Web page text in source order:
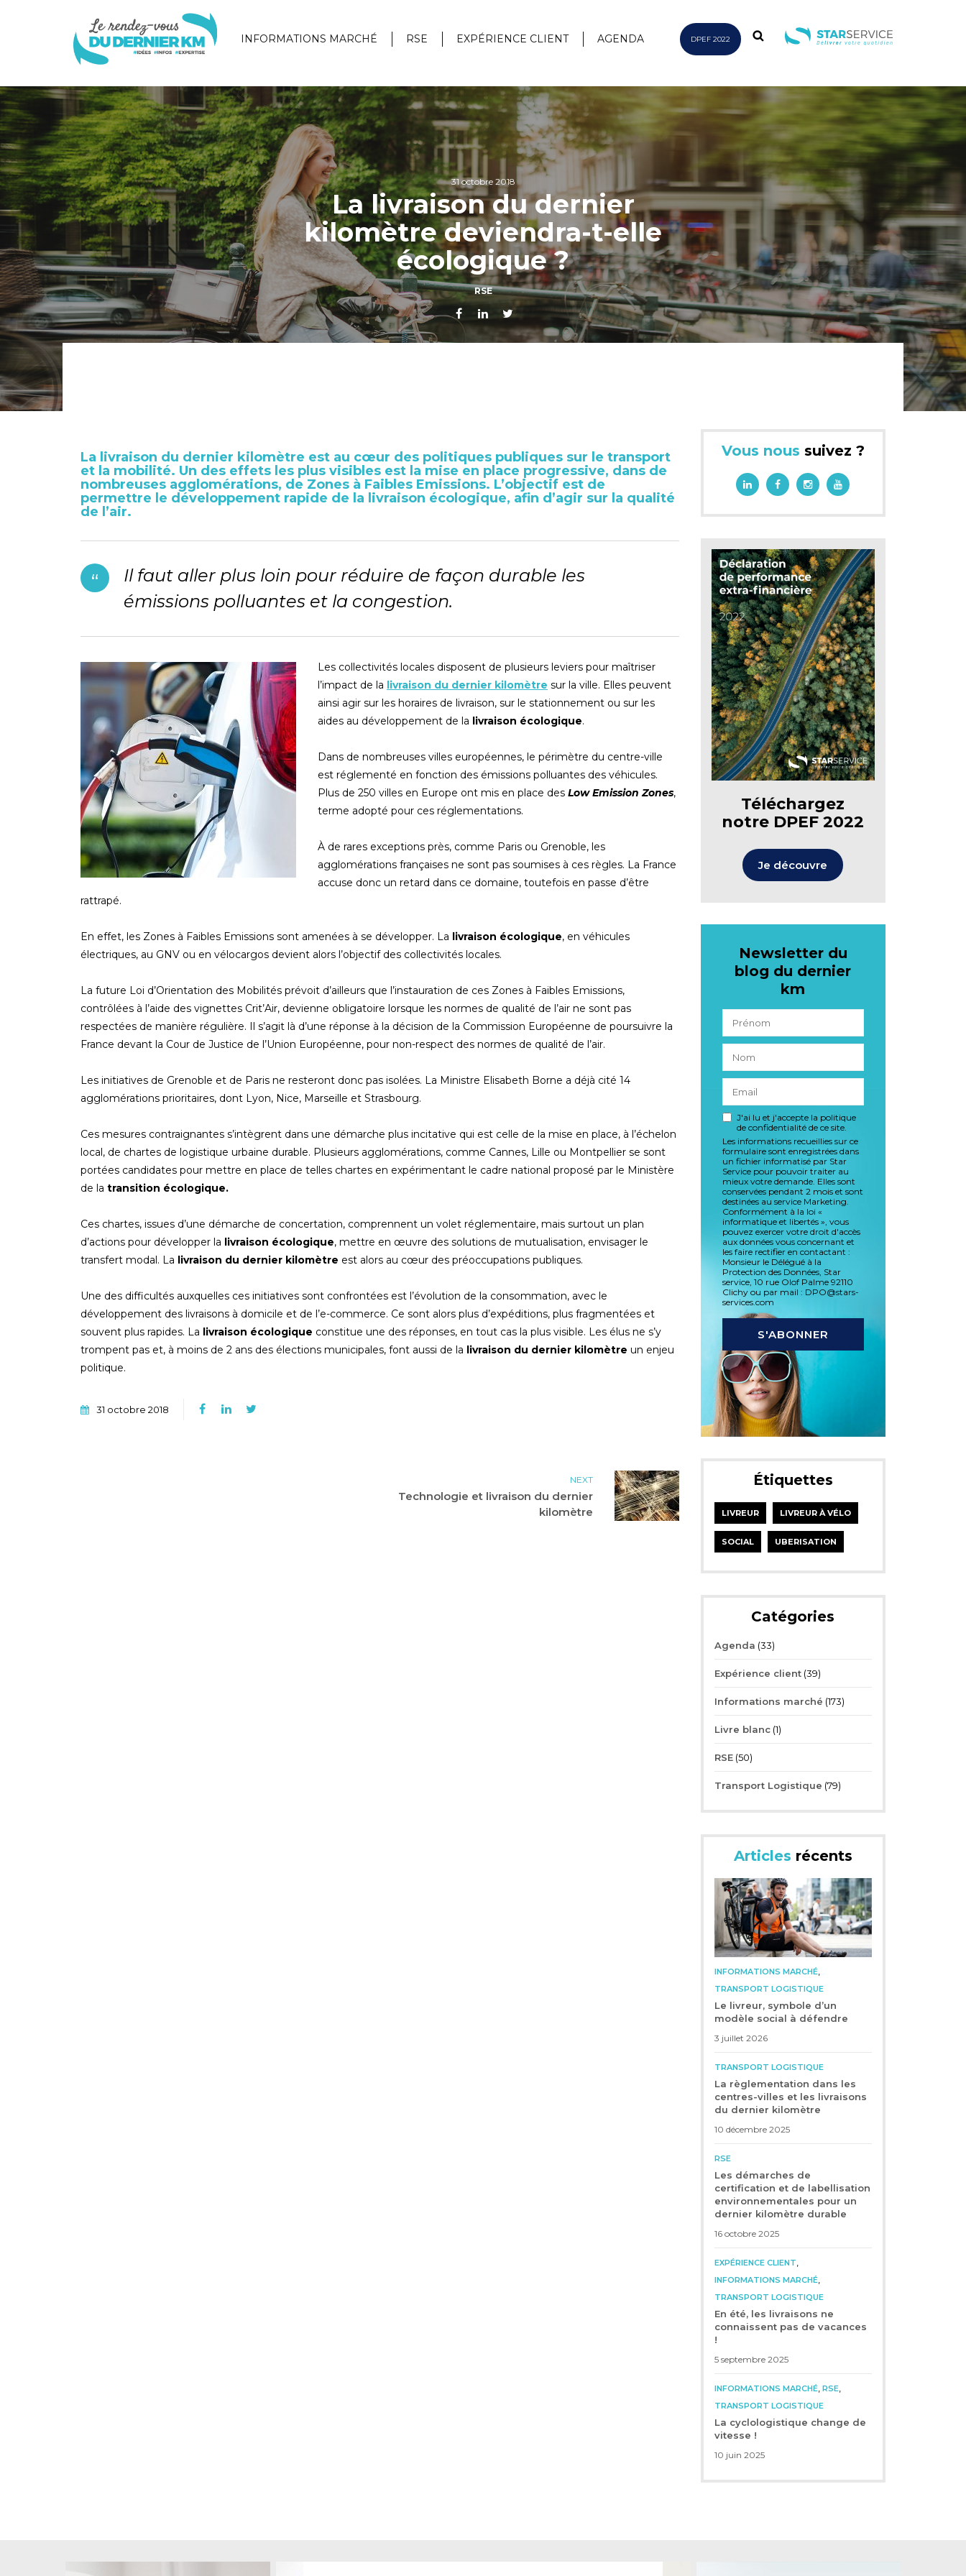
INFORMATIONS MARCHÉ RSE EXPÉRIENCE CLIENT AGENDA DPEF 2022
31 octobre 2018
La livraison du dernier
kilomètre deviendra-t-elle
écologique ?
RSE
La livraison du dernier kilomètre est au cœur des politiques publiques sur le transport
et la mobilité. Un des effets les plus visibles est la mise en place progressive, dans de
nombreuses agglomérations, de Zones à Faibles Emissions. L’objectif est de
permettre le développement rapide de la livraison écologique, afin d’agir sur la qualité
de l’air.
Il faut aller plus loin pour réduire de façon durable les
émissions polluantes et la congestion.
Les collectivités locales disposent de plusieurs leviers pour maîtriser
l’impact de la livraison du dernier kilomètre sur la ville. Elles peuvent
ainsi agir sur les horaires de livraison, sur le stationnement ou sur les
aides au développement de la livraison écologique.
Dans de nombreuses villes européennes, le périmètre du centre-ville
est réglementé en fonction des émissions polluantes des véhicules.
Plus de 250 villes en Europe ont mis en place des Low Emission Zones,
terme adopté pour ces réglementations.
À de rares exceptions près, comme Paris ou Grenoble, les
agglomérations françaises ne sont pas soumises à ces règles. La France
accuse donc un retard dans ce domaine, toutefois en passe d’être
rattrapé.
En effet, les Zones à Faibles Emissions sont amenées à se développer. La livraison écologique, en véhicules
électriques, au GNV ou en vélocargos devient alors l’objectif des collectivités locales.
La future Loi d’Orientation des Mobilités prévoit d’ailleurs que l’instauration de ces Zones à Faibles Emissions,
contrôlées à l’aide des vignettes Crit’Air, devienne obligatoire lorsque les normes de qualité de l’air ne sont pas
respectées de manière régulière. Il s’agit là d’une réponse à la décision de la Commission Européenne de poursuivre la
France devant la Cour de Justice de l’Union Européenne, pour non-respect des normes de qualité de l’air.
Les initiatives de Grenoble et de Paris ne resteront donc pas isolées. La Ministre Elisabeth Borne a déjà cité 14
agglomérations prioritaires, dont Lyon, Nice, Marseille et Strasbourg.
Ces mesures contraignantes s’intègrent dans une démarche plus incitative qui est celle de la mise en place, à l’échelon
local, de chartes de logistique urbaine durable. Plusieurs agglomérations, comme Cannes, Lille ou Montpellier se sont
portées candidates pour mettre en place de telles chartes en expérimentant le cadre national proposé par le Ministère
de la transition écologique.
Ces chartes, issues d’une démarche de concertation, comprennent un volet réglementaire, mais surtout un plan
d’actions pour développer la livraison écologique, mettre en œuvre des solutions de mutualisation, envisager le
transfert modal. La livraison du dernier kilomètre est alors au cœur des préoccupations publiques.
Une des difficultés auxquelles ces initiatives sont confrontées est l’évolution de la consommation, avec le
développement des livraisons à domicile et de l’e-commerce. Ce sont alors plus d’expéditions, plus fragmentées et
souvent plus rapides. La livraison écologique constitue une des réponses, en tout cas la plus visible. Les élus ne s’y
trompent pas et, à moins de 2 ans des élections municipales, font aussi de la livraison du dernier kilomètre un enjeu
politique.
31 octobre 2018
NEXT
Technologie et livraison du dernier
kilomètre
Vous nous suivez ?
Téléchargez
notre DPEF 2022
Je découvre
Newsletter du
blog du dernier
km
J'ai lu et j'accepte la politique
de confidentialité de ce site.
Les informations recueillies sur ce
formulaire sont enregistrées dans
un fichier informatisé par Star
Service pour pouvoir traiter au
mieux votre demande. Elles sont
conservées pendant 2 mois et sont
destinées au service Marketing.
Conformément à la loi «
informatique et libertés », vous
pouvez exercer votre droit d'accès
aux données vous concernant et
les faire rectifier en contactant :
Monsieur le Délégué à la
Protection des Données, Star
service, 10 rue Olof Palme 92110
Clichy ou par mail : DPO@stars-
services.com
Étiquettes
LIVREUR LIVREUR À VÉLO
SOCIAL UBERISATION
Catégories
Agenda (33)
Expérience client(39)
Informations marché (173)
Livre blanc(1)
RSE(50)
Transport Logistique (79)
Articles récents
INFORMATIONS MARCHÉ,
TRANSPORT LOGISTIQUE
Le livreur, symbole d’un
modèle social à défendre
3 juillet 2026
TRANSPORT LOGISTIQUE
La règlementation dans les
centres-villes et les livraisons
du dernier kilomètre
10 décembre 2025
RSE
Les démarches de
certification et de labellisation
environnementales pour un
dernier kilomètre durable
16 octobre 2025
EXPÉRIENCE CLIENT
INFORMATIONS MARCHÉ,
TRANSPORT LOGISTIQUE
En été, les livraisons ne
connaissent pas de vacances
!
5 septembre 2025
INFORMATIONS MARCHÉ, RSE,
TRANSPORT LOGISTIQUE
La cyclologistique change de
vitesse !
10 juin 2025